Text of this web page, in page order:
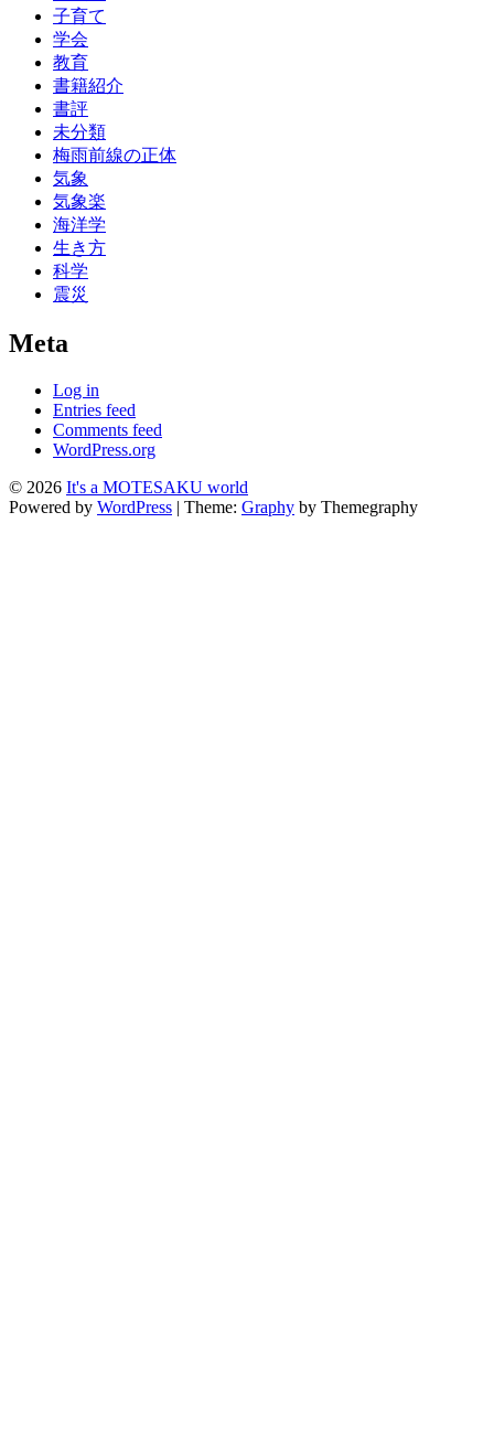
子育て
学会
教育
書籍紹介
書評
未分類
梅雨前線の正体
気象
気象楽
海洋学
生き方
科学
震災
Meta
Log in
Entries feed
Comments feed
WordPress.org
© 2026 It's a MOTESAKU world
Powered by WordPress | Theme: Graphy by Themegraphy